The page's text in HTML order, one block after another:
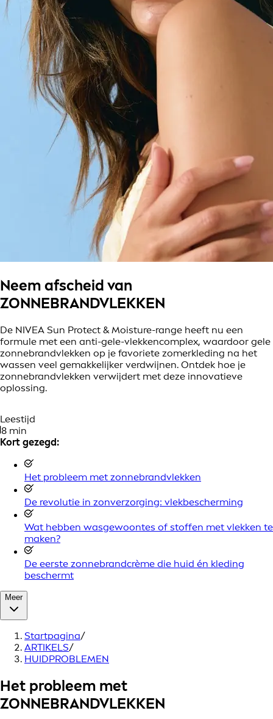
Neem afscheid van
ZONNEBRANDVLEKKEN
De NIVEA Sun Protect & Moisture-range heeft nu een
formule met een anti-gele-vlekkencomplex, waardoor gele
zonnebrandvlekken op je favoriete zomerkleding na het
wassen veel gemakkelijker verdwijnen. Ontdek hoe je
zonnebrandvlekken verwijdert met deze innovatieve
oplossing.
Leestijd
8 min
Kort gezegd:
Het probleem met zonnebrandvlekken
De revolutie in zonverzorging: vlekbescherming
Wat hebben wasgewoontes of stoffen met vlekken te
maken?
De eerste zonnebrandcrème die huid én kleding
beschermt
Meer
Startpagina/
ARTIKELS/
HUIDPROBLEMEN
Het probleem met
ZONNEBRANDVLEKKEN